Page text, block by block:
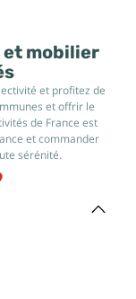
et mobilier
et profitez de
et offrir le
de France est
et commander
sérénité.